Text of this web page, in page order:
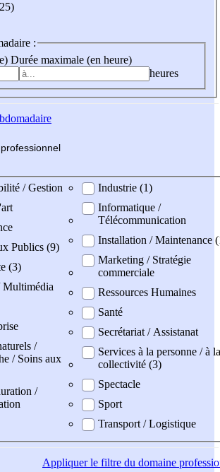
:
Durée maximale (en heure)
heures
fessionnel
/ Gestion
Publics (9)
(3)
Multimédia
/
/ Soins aux
/
Industrie (1)
Informatique /
Télécommunication
Installation / Maintenance
Marketing / Stratégie
commerciale
Ressources Humaines
Santé
Secrétariat / Assistanat
Services à la personne / à la
collectivité (3)
Spectacle
Sport
Transport / Logistique
Appliquerle filtre du domaine